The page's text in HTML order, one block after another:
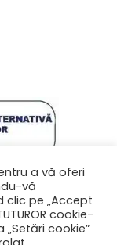
a vă oferi
vă
clic pe „Accept
cookie-
cookie”